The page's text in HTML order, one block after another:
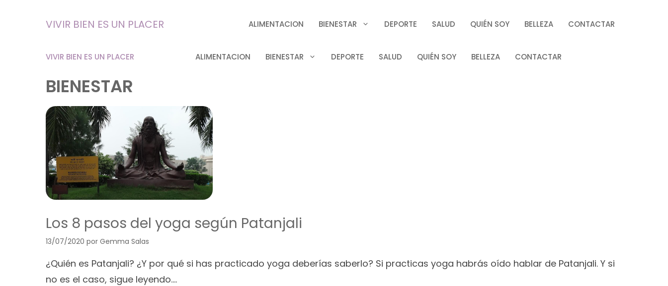
VIVIR BIEN ES UN PLACER ALIMENTACION BIENESTAR DEPORTE SALUD QUIÉN SOY BELLEZA CONTACTAR
VIVIR BIEN ES UN PLACER ALIMENTACION BIENESTAR DEPORTE SALUD QUIÉN SOY BELLEZA CONTACTAR
BIENESTAR
Los 8 pasos del yoga según Patanjali
13/07/2020 por Gemma Salas
¿Quién es Patanjali? ¿Y por qué si has practicado yoga deberías saberlo? Si practicas yoga habrás oído hablar de Patanjali. Y si
no es el caso, sigue leyendo….